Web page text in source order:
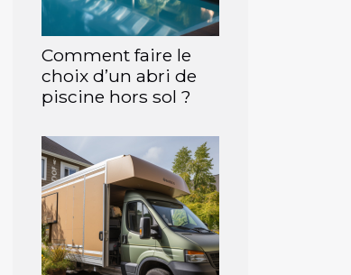
Comment faire le
choix d’un abri de
piscine hors sol ?